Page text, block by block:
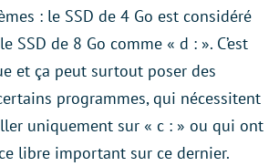
: le SSD de 4 Go est considéré
SSD de 8 Go comme « d : ». C’est
et ça peut surtout poser des
programmes, qui nécessitent
uniquement sur « c : » ou qui ont
libre important sur ce dernier.